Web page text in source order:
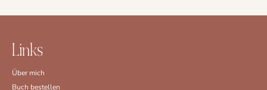
Links
Über mich
Buch bestellen